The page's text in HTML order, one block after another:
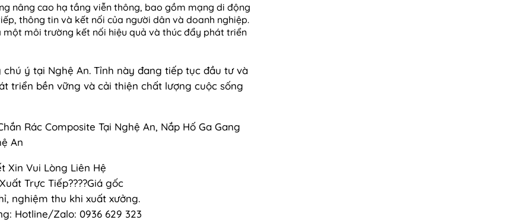
nâng cao hạ tầng viễn thông, bao gồm mạng di động
thông tin và kết nối của người dân và doanh nghiệp.
môi trường kết nối hiệu quả và thúc đẩy phát triển
ý tại Nghệ An. Tỉnh này đang tiếp tục đầu tư và
triển bền vững và cải thiện chất lượng cuộc sống
Rác Composite Tại Nghệ An, Nắp Hố Ga Gang
An
Xin Vui Lòng Liên Hệ
Trực Tiếp????Giá gốc
nghiệm thu khi xuất xưởng.
Hotline/Zalo: 0936 629 323